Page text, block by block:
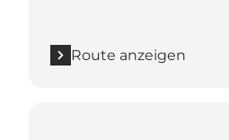
Route anzeigen